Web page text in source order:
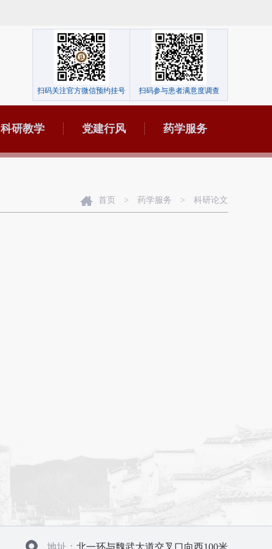
扫码关注官方微信预约挂号 扫码参与患者满意度调查
科研教学 党建行风 药学服务
首页 > 药学服务 > 科研论文
地址： 北一环与魏武大道交叉口向西100米